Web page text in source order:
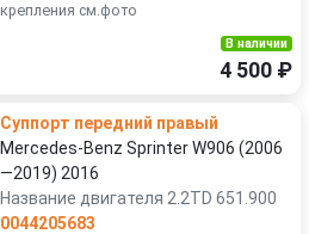
крепления см.фото
В наличии
4 500 ₽
Суппорт передний правый
Mercedes-Benz Sprinter W906 (2006
—2019) 2016
Название двигателя 2.2TD 651.900
0044205683